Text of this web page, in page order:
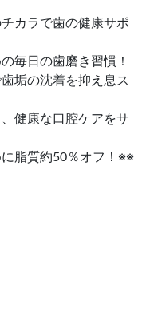
カラで歯の健康サポ
毎日の歯磨き習慣！
垢の沈着を抑え息ス
健康な口腔ケアをサ
脂質約50％オフ！※※